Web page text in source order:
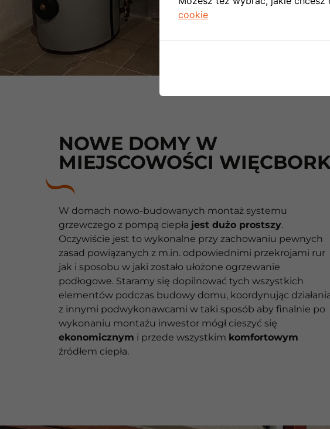
NOWE DOMY W
MIEJSCOWOŚCI
W domach nowo-budowanych montaż systemu
grzewczego z pompą ciepła jest dużo prostszy.
Oczywiście jest to wykonalne przy zachowaniu pewnych
zasad powiązanych z m.in. odpowiednimi przekrojami rur
jak i sposobu w jaki zostało ułożone ogrzewanie
podłogowe. Staramy się dopilnować tych wszystkich
elementów podczas budowy domu, koordynując
z innymi podwykonawcami w taki sposób aby finalnie po
wykonaniu montażu inwestor mógł cieszyć się
ekonomicznym i przede wszystkim komfortowym
źródłem ciepła.
cookie